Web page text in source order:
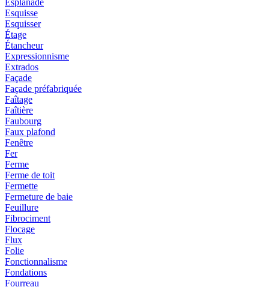
Esplanade
Esquisse
Esquisser
Étage
Étancheur
Expressionnisme
Extrados
Façade
Façade préfabriquée
Faîtage
Faîtière
Faubourg
Faux plafond
Fenêtre
Fer
Ferme
Ferme de toit
Fermette
Fermeture de baie
Feuillure
Fibrociment
Flocage
Flux
Folie
Fonctionnalisme
Fondations
Fourreau